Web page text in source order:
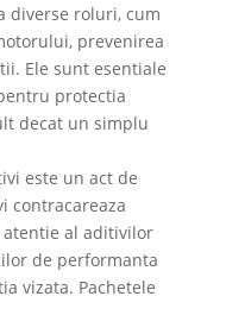
diverse roluri, cum
prevenirea
Ele sunt esentiale
protectia
decat un simplu
este un act de
contracareaza
al aditivilor
de performanta
vizata. Pachetele